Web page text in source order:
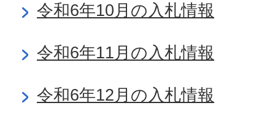
令和6年10月の入札情報
令和6年11月の入札情報
令和6年12月の入札情報